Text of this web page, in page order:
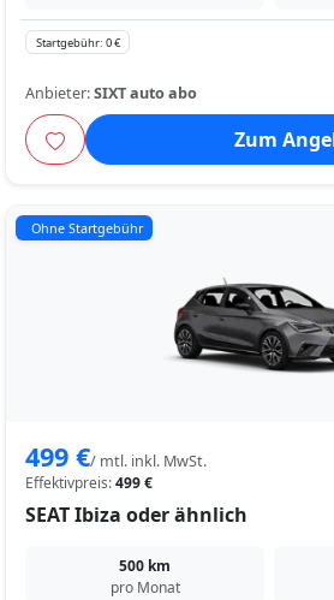
Startgebühr: 0 €
Anbieter:SIXT auto abo
Zum
Ohne Startgebühr
499 €/ mtl. inkl. MwSt.
Effektivpreis:499 €
SEAT Ibiza oder ähnlich
500 km
pro Monat